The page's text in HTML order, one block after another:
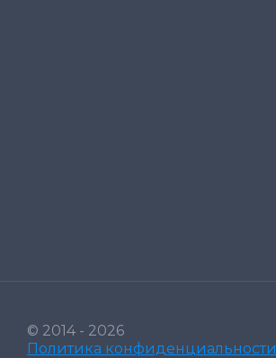
© 2014 - 2026
Политика конфиденциальности